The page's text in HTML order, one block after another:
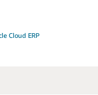
Cloud ERP